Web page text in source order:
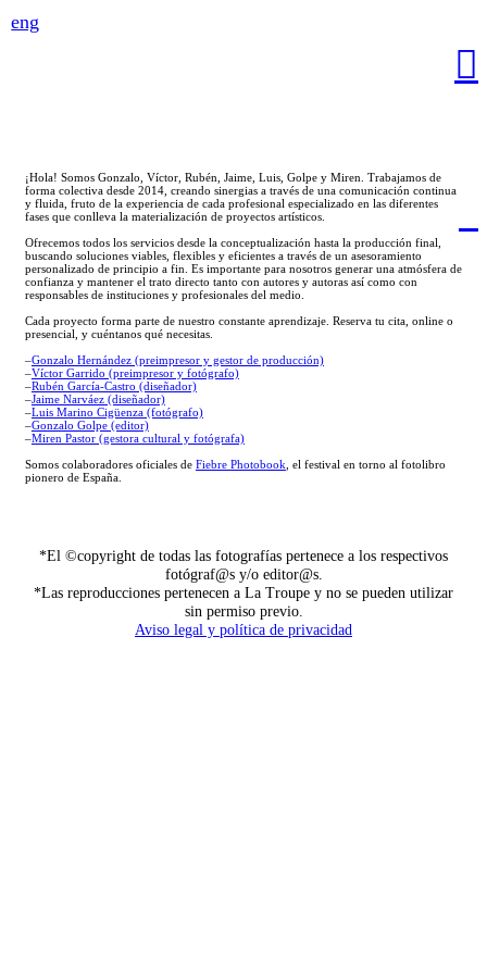
︎
eng
¡Hola! Somos Gonzalo, Víctor, Rubén, Jaime, Luis, Golpe y Miren. Trabajamos de
forma colectiva desde 2014, creando sinergias a través de una comunicación continua
y fluida, fruto de la experiencia de cada profesional especializado en las diferentes
fases que conlleva la materialización de proyectos artísticos.
Ofrecemos todos los servicios desde la conceptualización hasta la producción final,
buscando soluciones viables, flexibles y eficientes a través de un asesoramiento
personalizado de principio a fin. Es importante para nosotros generar una atmósfera de
confianza y mantener el trato directo tanto con autores y autoras así como con
responsables de instituciones y profesionales del medio.
Cada proyecto forma parte de nuestro constante aprendizaje. Reserva tu cita, online o
presencial, y cuéntanos qué necesitas.
–Gonzalo Hernández (preimpresor y gestor de producción)
–Víctor Garrido (preimpresor y fotógrafo)
–Rubén García-Castro (diseñador)
–Jaime Narváez (diseñador)
–Luis Marino Cigüenza (fotógrafo)
–Gonzalo Golpe (editor)
–Miren Pastor (gestora cultural y fotógrafa)
Somos colaboradores oficiales de Fiebre Photobook , el festival en torno al fotolibro
pionero de España.
*El ©copyright de todas las fotografías pertenece a los respectivos
fotógraf@s y/o editor@s.
*Las reproducciones pertenecen a La Troupe y no se pueden utilizar
sin permiso previo.
Aviso legal y política de privacidad